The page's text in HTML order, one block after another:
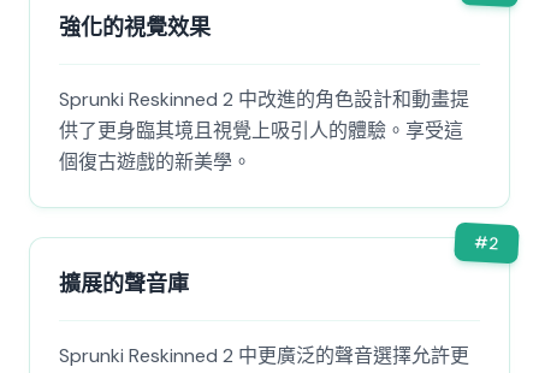
強化的視覺效果
Sprunki Reskinned 2 中改進的角色設計和動畫提
供了更身臨其境且視覺上吸引人的體驗。享受這
個復古遊戲的新美學。
#2
擴展的聲音庫
Sprunki Reskinned 2 中更廣泛的聲音選擇允許更